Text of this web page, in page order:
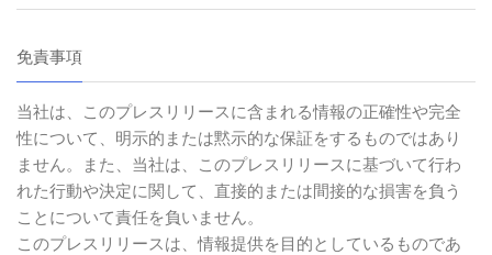
免責事項
当社は、このプレスリリースに含まれる情報の正確性や完全
性について、明示的または黙示的な保証をするものではあり
ません。また、当社は、このプレスリリースに基づいて行わ
れた行動や決定に関して、直接的または間接的な損害を負う
ことについて責任を負いません。
このプレスリリースは、情報提供を目的としているものであ